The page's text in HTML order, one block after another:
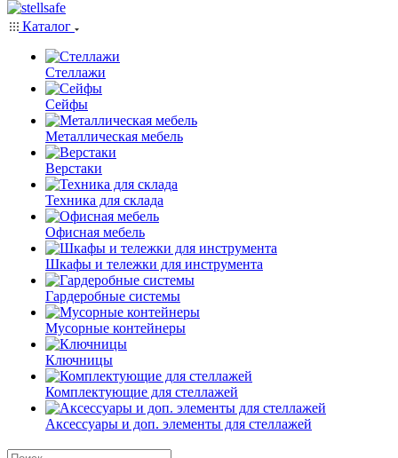
Каталог
Стеллажи
Сейфы
Металлическая мебель
Верстаки
Техника для склада
Офисная мебель
Шкафы и тележки для инструмента
Гардеробные системы
Мусорные контейнеры
Ключницы
Комплектующие для стеллажей
Аксессуары и доп. элементы для стеллажей